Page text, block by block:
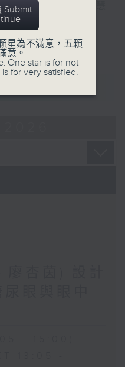
霞,曾傲晴
風
日
Submit
星為不滿意，五顆
意。
One star is for not
for very satisfied.